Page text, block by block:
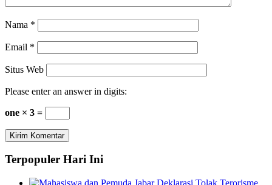
Nama *
Email *
Situs Web
Please enter an answer in digits:
one × 3 =
Terpopuler Hari Ini